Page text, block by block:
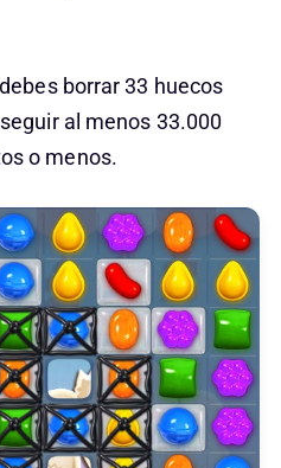
borrar 33 huecos
al menos 33.000
o menos.